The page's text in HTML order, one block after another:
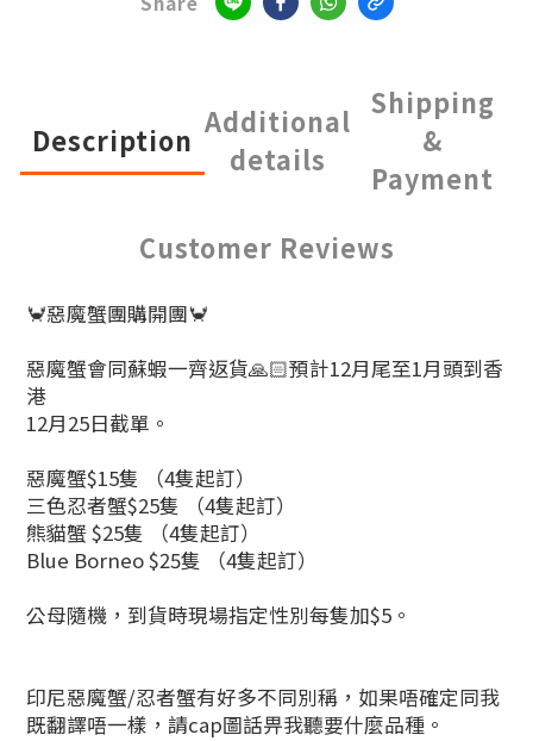
Description
Additional
details
Shipping
&
Payment
Customer Reviews
🦀惡魔蟹團購開團🦀
惡魔蟹會同蘇蝦一齊返貨🙏🏻預計12月尾至1月頭到香
港
12月25日截單。
惡魔蟹$15隻 （4隻起訂）
三色忍者蟹$25隻 （4隻起訂）
熊貓蟹 $25隻 （4隻起訂）
Blue Borneo $25隻 （4隻起訂）
公母隨機，到貨時現場指定性別每隻加$5。
印尼惡魔蟹/忍者蟹有好多不同別稱，如果唔確定同我
既翻譯唔一樣，請cap圖話畀我聽要什麼品種。